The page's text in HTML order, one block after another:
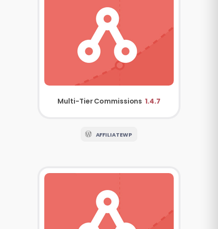
Multi-Tier Commissions 1.4.7
AFFILIATEWP